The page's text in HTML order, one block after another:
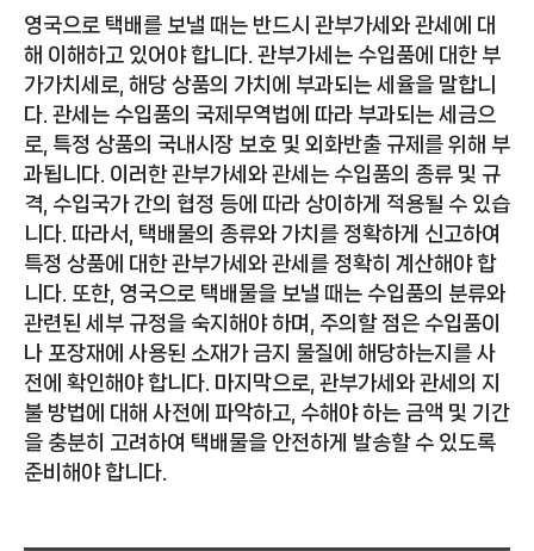
영국으로 택배를 보낼 때는 반드시 관부가세와 관세에 대
해 이해하고 있어야 합니다. 관부가세는 수입품에 대한 부
가가치세로, 해당 상품의 가치에 부과되는 세율을 말합니
다. 관세는 수입품의 국제무역법에 따라 부과되는 세금으
로, 특정 상품의 국내시장 보호 및 외화반출 규제를 위해 부
과됩니다. 이러한 관부가세와 관세는 수입품의 종류 및 규
격, 수입국가 간의 협정 등에 따라 상이하게 적용될 수 있습
니다. 따라서, 택배물의 종류와 가치를 정확하게 신고하여
특정 상품에 대한 관부가세와 관세를 정확히 계산해야 합
니다. 또한, 영국으로 택배물을 보낼 때는 수입품의 분류와
관련된 세부 규정을 숙지해야 하며, 주의할 점은 수입품이
나 포장재에 사용된 소재가 금지 물질에 해당하는지를 사
전에 확인해야 합니다. 마지막으로, 관부가세와 관세의 지
불 방법에 대해 사전에 파악하고, 수해야 하는 금액 및 기간
을 충분히 고려하여 택배물을 안전하게 발송할 수 있도록
준비해야 합니다.